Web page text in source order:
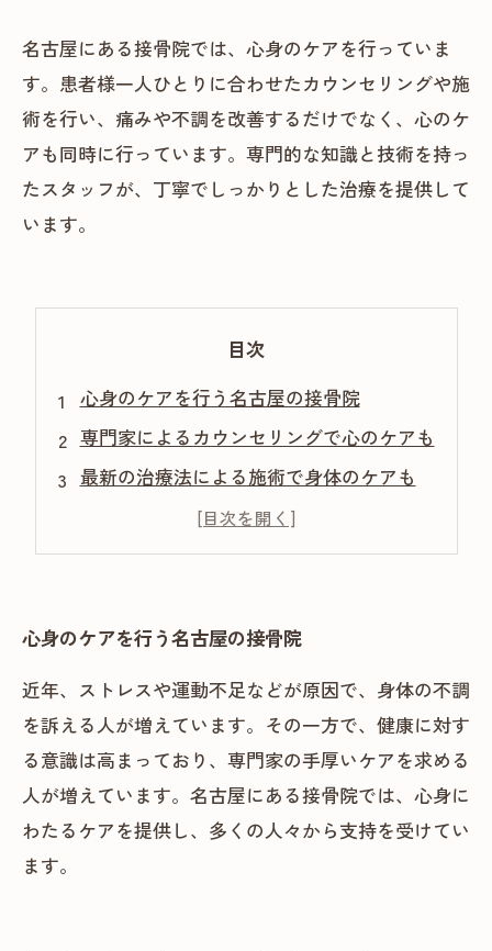
名古屋にある接骨院では、心身のケアを行っていま
す。患者様一人ひとりに合わせたカウンセリングや施
術を行い、痛みや不調を改善するだけでなく、心のケ
アも同時に行っています。専門的な知識と技術を持っ
たスタッフが、丁寧でしっかりとした治療を提供して
います。
目次
心身のケアを行う名古屋の接骨院
専門家によるカウンセリングで心のケアも
最新の治療法による施術で身体のケアも
通いやすい場所と安心の予約システム
心身のケアを行う名古屋の接骨院
近年、ストレスや運動不足などが原因で、身体の不調
を訴える人が増えています。その一方で、健康に対す
る意識は高まっており、専門家の手厚いケアを求める
人が増えています。名古屋にある接骨院では、心身に
わたるケアを提供し、多くの人々から支持を受けてい
ます。